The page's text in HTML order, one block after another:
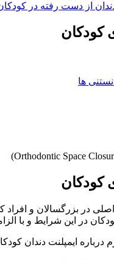
از دست رفته در
کودکان
ها
کودکان
در بزرگسالان و
در این شرایط و با
درباره ایمپلنت دندان